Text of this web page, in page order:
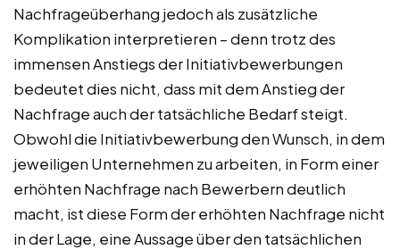
Nachfrageüberhang jedoch als zusätzliche
Komplikation interpretieren – denn trotz des
immensen Anstiegs der Initiativbewerbungen
bedeutet dies nicht, dass mit dem Anstieg der
Nachfrage auch der tatsächliche Bedarf steigt.
Obwohl die Initiativbewerbung den Wunsch, in dem
jeweiligen Unternehmen zu arbeiten, in Form einer
erhöhten Nachfrage nach Bewerbern deutlich
macht, ist diese Form der erhöhten Nachfrage nicht
in der Lage, eine Aussage über den tatsächlichen